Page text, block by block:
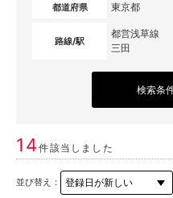
都道府県 東京都
路線/駅
都営浅草線
三田
検索条
14件該当しました
並び替え：